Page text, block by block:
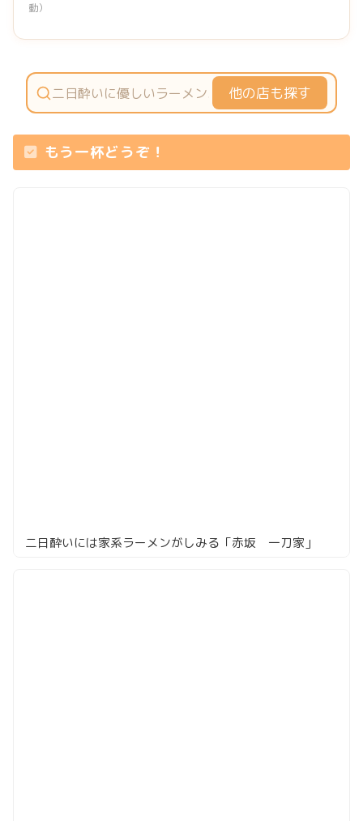
動）
他の店も探す
もう一杯どうぞ！
二日酔いには家系ラーメンがしみる「赤坂 一刀家」